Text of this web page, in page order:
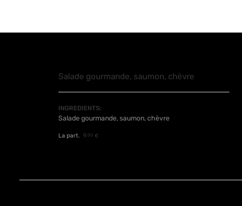
Salade gourmande, saumon, chèvre
INGREDIENTS:
Salade gourmande, saumon, chèvre
La part. 9 ,00 €